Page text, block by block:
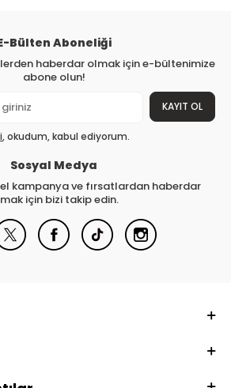
Bülten Aboneliği
haberdar olmak için e-bültenimize
abone olun!
KAYIT OL
, okudum, kabul ediyorum.
Sosyal Medya
kampanya ve fırsatlardan haberdar
için bizi takip edin.